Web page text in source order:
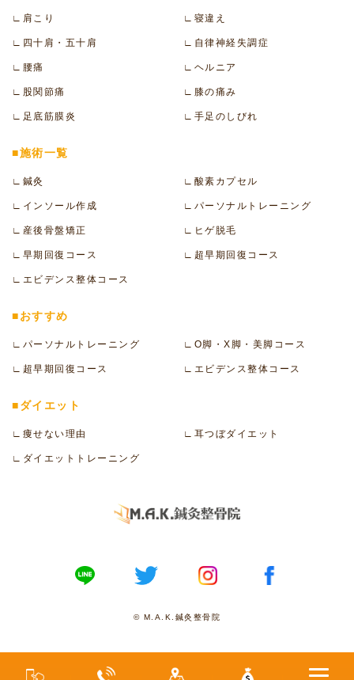
∟肩こり ∟寝違え
∟四十肩・五十肩 ∟自律神経失調症
∟腰痛 ∟ヘルニア
∟股関節痛 ∟膝の痛み
∟足底筋膜炎 ∟手足のしびれ
■施術一覧
∟鍼灸 ∟酸素カプセル
∟インソール作成 ∟パーソナルトレーニング
∟産後骨盤矯正 ∟ヒゲ脱毛
∟早期回復コース ∟超早期回復コース
∟エビデンス整体コース
■おすすめ
∟パーソナルトレーニング ∟O脚・X脚・美脚コース
∟超早期回復コース ∟エビデンス整体コース
■ダイエット
∟痩せない理由 ∟耳つぼダイエット
∟ダイエットトレーニング
© M.A.K.鍼灸整骨院